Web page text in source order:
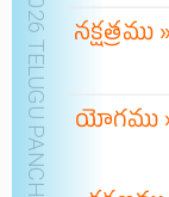
నక్షత్రము »
యోగము